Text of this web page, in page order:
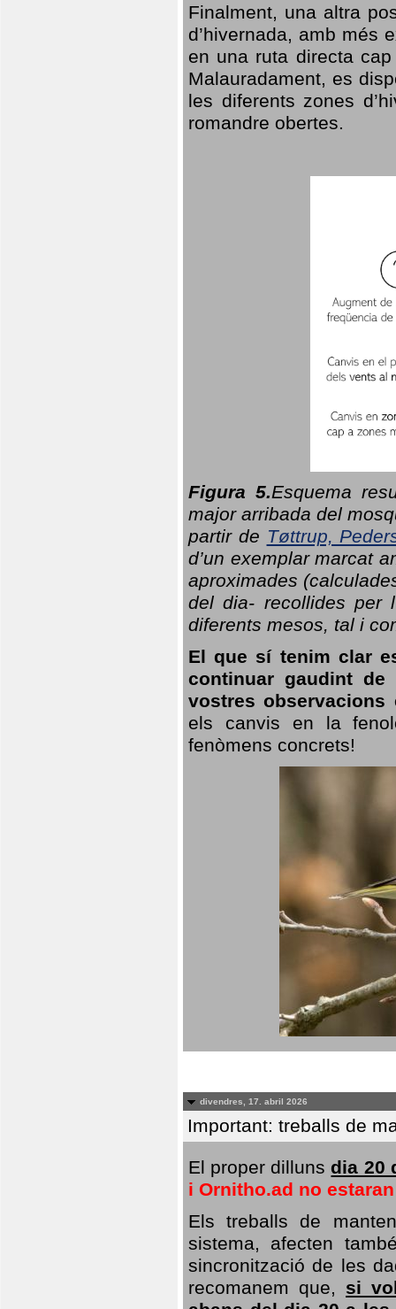
Finalment, una altra
d’hivernada, amb més
en una ruta directa
Malauradament, es
les diferents zones
romandre obertes.
Figura 5.Esquema
major arribada del
partir de Tøttrup,
d’un exemplar marcat
aproximades
del dia- recollides per
diferents mesos, tal i
El que sí tenim clar
continuar gaudint
vostres
els canvis en la
fenòmens concrets!
divendres, 17. abril 2026
Important: treballs de
El proper dilluns dia 20
i Ornitho.ad no
Els treballs de
sistema, afecten
sincronització de les
recomanem que, si